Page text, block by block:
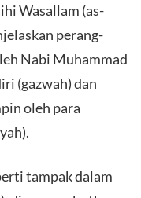
Wasallam (as-
perang-
Nabi Muhammad
(gazwah) dan
oleh para
tampak dalam